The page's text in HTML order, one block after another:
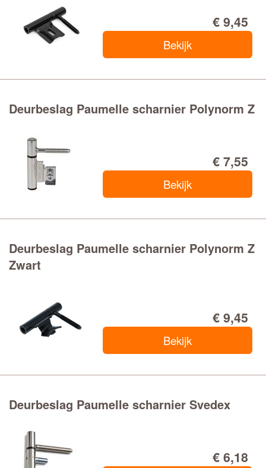
€ 9,45
Bekijk
Deurbeslag Paumelle scharnier Polynorm Z
€ 7,55
Bekijk
Deurbeslag Paumelle scharnier Polynorm Z
Zwart
€ 9,45
Bekijk
Deurbeslag Paumelle scharnier Svedex
€ 6,18